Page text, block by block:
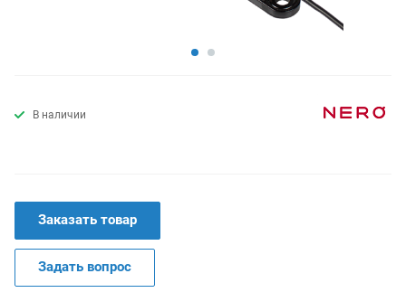
В наличии
Заказать товар
Задать вопрос